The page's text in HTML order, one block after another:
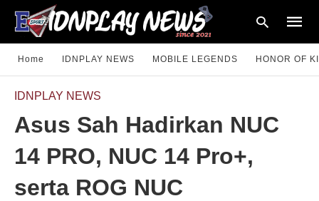
Home IDNPLAY NEWS MOBILE LEGENDS HONOR OF
IDNPLAY NEWS
Asus Sah Hadirkan NUC
14 PRO, NUC 14 Pro+,
serta ROG NUC